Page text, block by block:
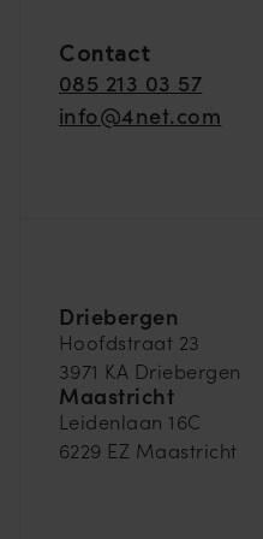
Wormer in Noord-Holland
Contact
085 213 03 57
info@4net.com
Driebergen
Hoofdstraat 23
3971 KA Driebergen
Maastricht
Leidenlaan 16C
6229 EZ Maastricht